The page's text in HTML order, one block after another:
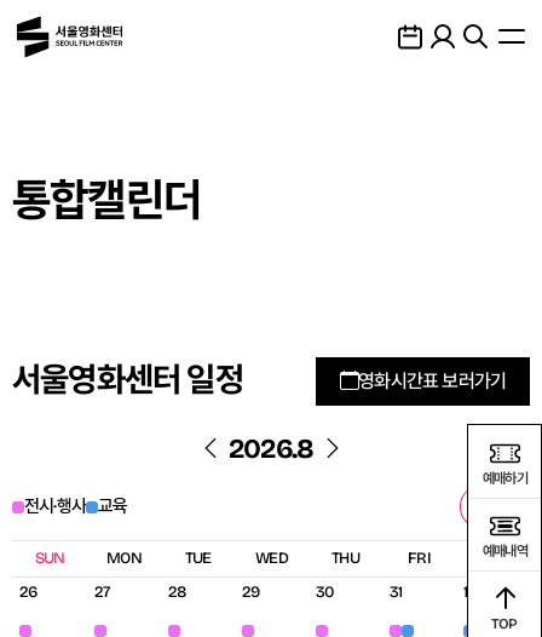
통합캘린더
서울영화센터 일정 영화시간표 보러가기
2026.8
전시·행사 교육
테
이
SUN MON TUE WED THU FRI SAT
26 27 28 29 30 31 1
예매하기
예매내역
TOP